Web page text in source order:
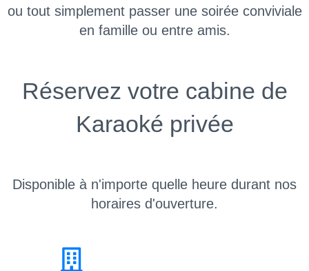
ou tout simplement passer une soirée conviviale
en famille ou entre amis.
Réservez votre cabine de
Karaoké privée
Disponible à n'importe quelle heure durant nos
horaires d'ouverture.